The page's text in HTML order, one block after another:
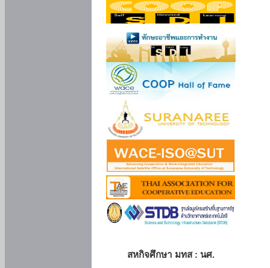
สหกิจศึกษา มทส : นศ.